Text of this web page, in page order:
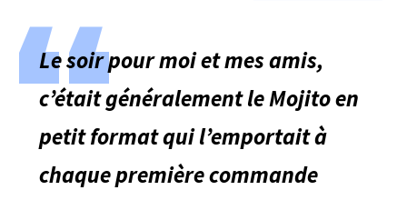
Le soir pour moi et mes amis,
c’était généralement le Mojito en
petit format qui l’emportait à
chaque première commande